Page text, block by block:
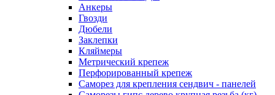
Анкеры
Гвозди
Дюбели
Заклепки
Кляймеры
Метрический крепеж
Перфорированный крепеж
Саморез для крепления сендвич - панелей